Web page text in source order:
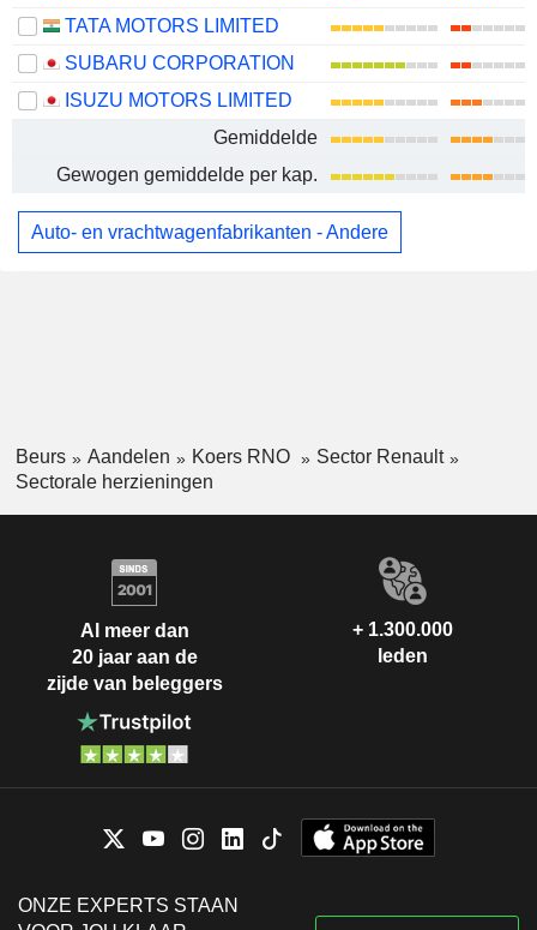
TATA MOTORS LIMITED
SUBARU CORPORATION
ISUZU MOTORS LIMITED
Gemiddelde
Gewogen gemiddelde per kap.
Auto- en vrachtwagenfabrikanten - Andere
Beurs Aandelen Koers RNO
Sector Renault
Sectorale herzieningen
Al meer dan
20 jaar aan de
zijde van beleggers
+ 1.300.000
leden
ONZE EXPERTS STAAN